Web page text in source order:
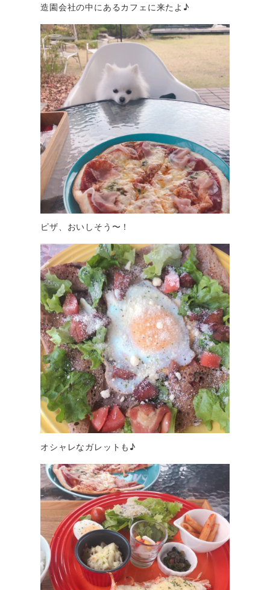
造園会社の中にあるカフェに来たよ♪
ピザ、おいしそう〜！
オシャレなガレットも♪